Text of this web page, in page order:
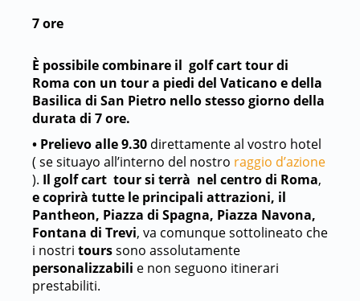
7 ore
È possibile combinare il golf cart tour di
Roma con un tour a piedi del Vaticano e della
Basilica di San Pietro nello stesso giorno della
durata di 7 ore.
• Prelievo alle 9.30 direttamente al vostro hotel
( se situayo all’interno del nostro raggio d’azione
). Il golf cart tour si terrà nel centro di Roma,
e coprirà tutte le principali attrazioni, il
Pantheon, Piazza di Spagna, Piazza Navona,
Fontana di Trevi, va comunque sottolineato che
i nostri tourssono assolutamente
personalizzabili e non seguono itinerari
prestabiliti.